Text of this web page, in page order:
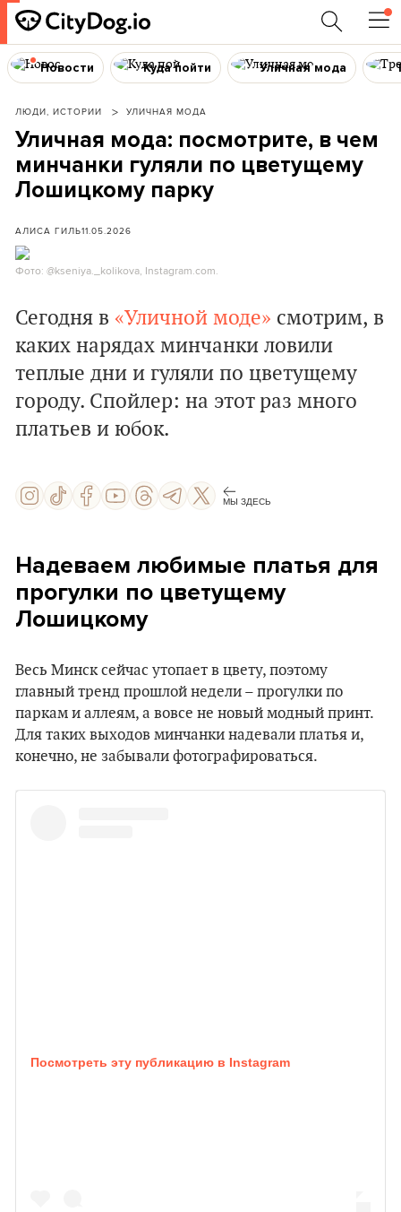
Новости Куда пойти Уличная мода
ЛЮДИ, ИСТОРИИ УЛИЧНАЯ МОДА
Уличная мода: посмотрите, в чем
минчанки гуляли по цветущему
Лошицкому парку
АЛИСА ГИЛЬ11.05.2026
Фото: @kseniya._kolikova, Instagram.com.
Сегодня в «Уличной моде» смотрим, в
каких нарядах минчанки ловили
теплые дни и гуляли по цветущему
городу. Спойлер: на этот раз много
платьев и юбок.
МЫ ЗДЕСЬ
Надеваем любимые платья для
прогулки по цветущему
Лошицкому
Весь Минск сейчас утопает в цвету, поэтому
главный тренд прошлой недели – прогулки по
паркам и аллеям, а вовсе не новый модный принт.
Для таких выходов минчанки надевали платья и,
конечно, не забывали фотографироваться.
Посмотреть эту публикацию в Instagram